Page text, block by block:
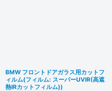
BMW フロントドアガラス用カットフ
ィルム(フィルム: スーパーUVIR(高遮
熱IRカットフィルム))